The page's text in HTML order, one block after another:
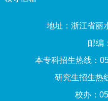
地址：浙江省丽
邮编
本专科招生热线：
研究生招生热
校办：